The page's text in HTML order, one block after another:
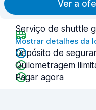
Ver a
Serviço de shuttle
Mostrar detalhes da
Depósito de
Quilometragem
Pagar agora